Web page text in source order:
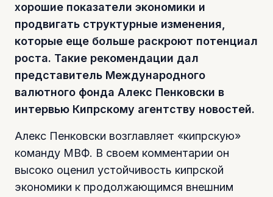
хорошие показатели экономики и
продвигать структурные изменения,
которые еще больше раскроют потенциал
роста. Такие рекомендации дал
представитель Международного
валютного фонда Алекс Пенковски в
интервью Кипрскому агентству новостей.
Алекс Пенковски возглавляет «кипрскую»
команду МВФ. В своем комментарии он
высоко оценил устойчивость кипрской
экономики к продолжающимся внешним